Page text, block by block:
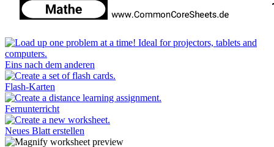
Eins nach dem anderen
Flash-Karten
Fernunterricht
Neues Blatt erstellen